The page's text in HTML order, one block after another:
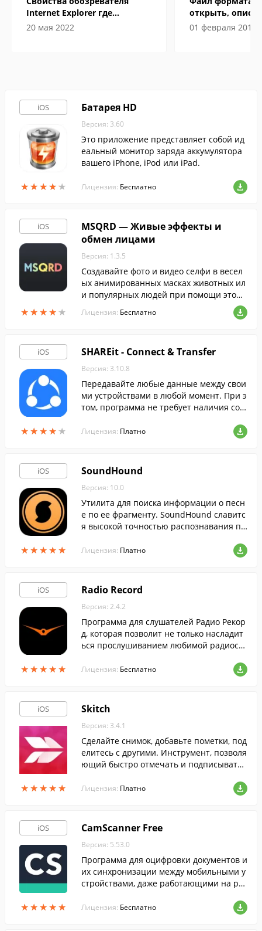
Internet Explorer где
находится
20 мая 2022
открыть,
особенности
01 февраля 2019
iOS
★★★★★
★★★★★
Батарея HD
Версия: 3.60
Это приложение представляет собой ид
еальный монитор заряда аккумулятора
вашего iPhone, iPod или iPad.
Лицензия: Бесплатно
iOS
★★★★★
★★★★★
MSQRD — Живые эффекты и
обмен лицами
Версия: 1.3.5
Создавайте фото и видео селфи в весел
ых анимированных масках животных ил
и популярных людей при помощи этой
программы. Созданными селфи можно п
оделиться с друзьями через любые месс
Лицензия: Бесплатно
iOS
★★★★★
★★★★★
SHAREit - Connect & Transfer
Версия: 3.10.8
Передавайте любые данные между свои
ми устройствами в любой момент. При э
том, программа не требует наличия сое
Лицензия: Платно
iOS
★★★★★
★★★★★
SoundHound
Версия: 10.0
Утилита для поиска информации о песн
е по ее фрагменту. SoundHound славитс
я высокой точностью распознавания пе
исполнителей.
Лицензия: Платно
iOS
★★★★★
★★★★★
Radio Record
Версия: 2.4.2
Программа для слушателей Радио Рекор
д, которая позволит не только насладит
ься прослушиванием любимой радиоста
ю и найти понравившиеся треки.
Лицензия: Бесплатно
iOS
★★★★★
★★★★★
Skitch
Версия: 3.4.1
Сделайте снимок, добавьте пометки, под
елитесь с другими. Инструмент, позволя
ющий быстро отмечать и подписывать
м, данная программа станет идеальным
помощником как в общении с друзьями
работе.
Лицензия: Платно
iOS
★★★★★
★★★★★
CamScanner Free
Версия: 5.53.0
Программа для оцифровки документов и
их синхронизации между мобильными у
стройствами, даже работающими на раз
Лицензия: Бесплатно